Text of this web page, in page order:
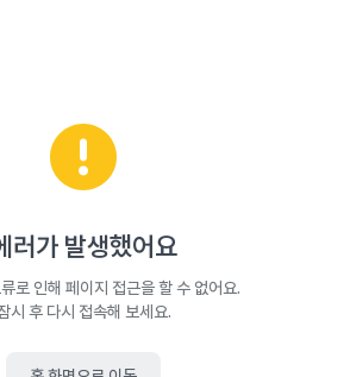
러가 발생했어요
로 인해 페이지 접근을 할 수 없어요.
시 후 다시 접속해 보세요.